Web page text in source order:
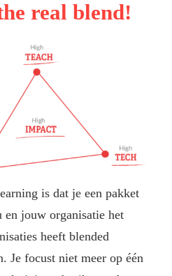
real blend!
is dat je een pakket
en jouw organisatie het
heeft blended
Je focust niet meer op één